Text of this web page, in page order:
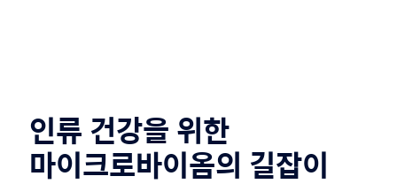
인류 건강을 위한
마이크로바이옴의 길잡이